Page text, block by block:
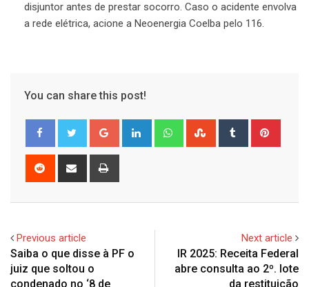
disjuntor antes de prestar socorro. Caso o acidente envolva
a rede elétrica, acione a Neoenergia Coelba pelo 116.
You can share this post!
Google+ LinkedIn WhatsappStumbleUpon
Tumblr
Reddit
Share
Previous article
Saiba o que disse à PF o
juiz que soltou o
condenado no ‘8 de
Next article
IR 2025: Receita Federal
abre consulta ao 2º. lote
da restituição